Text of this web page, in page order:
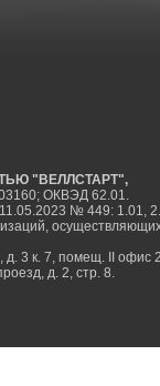
"ВЕЛЛСТАРТ",
ОКВЭД 62.01.
№ 449: 1.01,
д. 3 к. 7, помещ. II офис
д. 2, стр. 8.